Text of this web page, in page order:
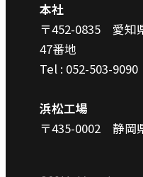
客様等の個人情
せん。尚、お客
に提供する場合
契約等により個
けるとともに、
本社
〒452-0835 愛知
47番地
Tel : 052-503-9090
浜松工場
〒435-0002 静岡